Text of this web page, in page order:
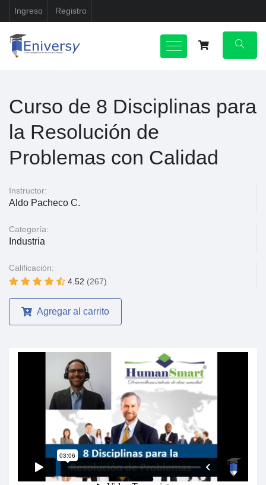
Ingreso Registro
Curso de 8 Disciplinas para
la Resolución de
Problemas con Calidad
Instructor:
Aldo Pacheco C.
Categoría:
Industria
Calificación:
4.52 (267)
Agregar al carrito